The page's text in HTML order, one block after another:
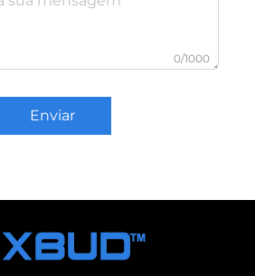
0/1000
Enviar